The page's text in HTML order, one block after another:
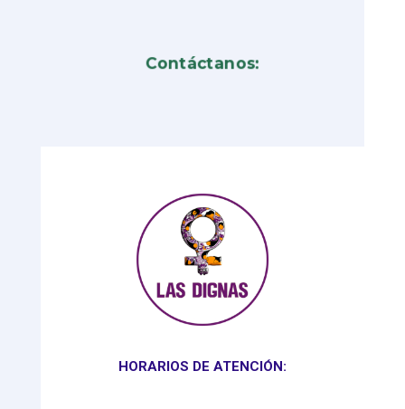
Contáctanos:
HORARIOS DE ATENCIÓN: